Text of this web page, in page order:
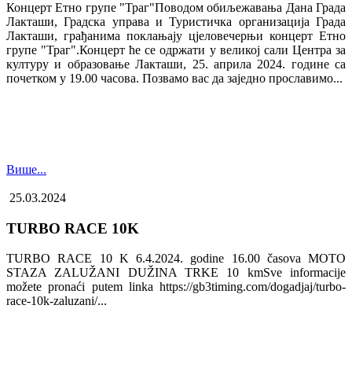
Концерт Етно групе "Траг"Поводом обиљежавања Дана Града
Лакташи, Градска управа и Туристичка организација Града
Лакташи, грађанима поклањају цјеловечерњи концерт Етно
групе "Траг".Концерт ће се одржати у великој сали Центра за
културу и образовање Лакташи, 25. априла 2024. године са
почетком у 19.00 часова. Позвамо вас да заједно прославимо...
Више...
25.03.2024
TURBO RACE 10K
TURBO RACE 10 K 6.4.2024. godine 16.00 časova MOTO
STAZA ZALUŽANI DUŽINA TRKE 10 kmSve informacije
možete pronaći putem linka https://gb3timing.com/dogadjaj/turbo-
race-10k-zaluzani/...